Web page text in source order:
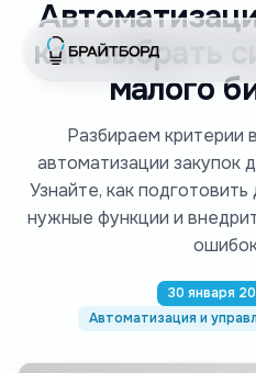
как выбрать
малого
Разбираем критерии
автоматизации закупок
Узнайте, как
нужные функции и
30 января
Автоматизация и